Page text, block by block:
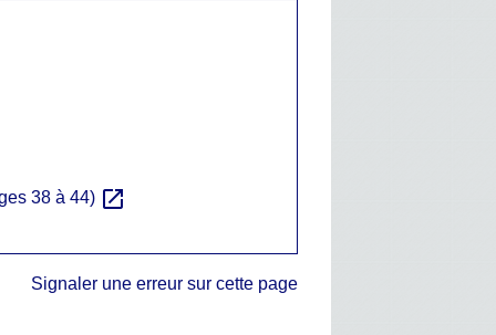
38 à 44) open_in_new
Signaler une erreur sur cette page